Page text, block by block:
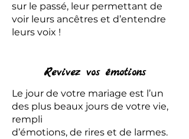
sur le passé, leur permettant de
voir leurs ancêtres et d’entendre
leurs voix !
Revivez vos émotions
Le jour de votre mariage est l’un
des plus beaux jours de votre vie,
rempli
d’émotions, de rires et de larmes.